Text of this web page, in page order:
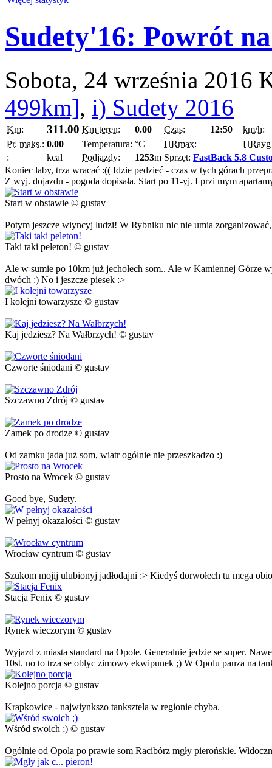
Sudety'16: Powrót
Sobota, 24 września 2016
499km], i) Sudety 2016
Km: 311.00 Km teren: 0.00 Czas: 12:50
km/h:
Pr. maks.: 0.00 Temperatura: °C HRmax:
HRavg
:
kcal Podjazdy: 1253m Sprzęt: FastBack 5.8
Koniec laby, trza wracać :(( Idzie pedzieć - czas w tych górach
Z wyj. dojazdu - pogoda dopisała. Start po 11-yj. I przi mym
Start w obstawie © gustav
Potym jeszcze wiyncyj ludzi! W Rybniku nic nie umia
Taki taki peleton! © gustav
Ale w sumie po 10km już jechołech som.. Ale w Kamiennej Górze
dwóch :) No i jeszcze piesek :>
I kolejni towarzysze © gustav
Kaj jedziesz? Na Wałbrzych! © gustav
Czworte śniodani © gustav
Szczawno Zdrój © gustav
Zamek po drodze © gustav
Od zamku jada już som, wiatr ogólnie nie przeszkadzo :)
Prosto na Wrocek © gustav
Good bye, Sudety.
W pełnyj okazałości © gustav
Wrocław cyntrum © gustav
Szukom mojij ulubionyj jadłodajni :> Kiedyś dorwołech tu mega
Stacja Fenix © gustav
Rynek wieczorym © gustav
Wyjazd z miasta standard na Opole. Generalnie jedzie se super.
10st. no to trza se oblyc zimowy ekwipunek ;) W Opolu pauza na
Kolejno porcja © gustav
Krapkowice - najwiynkszo tanksztela w regionie chyba.
Wśród swoich ;) © gustav
Ogólnie od Opola po prawie som Racibórz mgły pierońskie.